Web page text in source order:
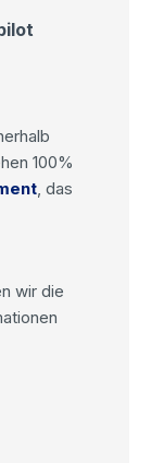
100%
, das
wir die